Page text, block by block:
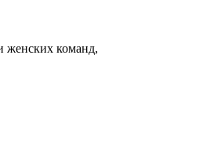
женских команд,